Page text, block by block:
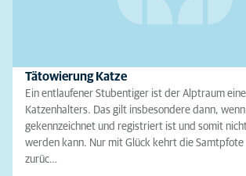
Tätowierung Katze
Ein entlaufener Stubentiger ist der Alptraum
Katzenhalters. Das gilt insbesondere dann,
gekennzeichnet und registriert ist und somit
werden kann. Nur mit Glück kehrt die Samtpfote
zurüc…